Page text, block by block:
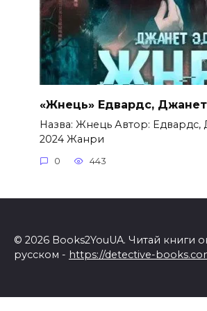
«Жнець» Едвардс, Джанет
Назва: Жнець Автор: Едвардс,
2024 Жанри
0 443
© 2026 Books2YouUA. Читай книги
русском - https://detective-